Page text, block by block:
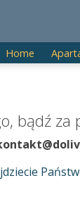
Home
bądź za